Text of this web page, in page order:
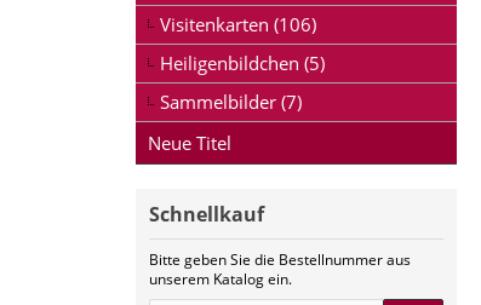
Visitenkarten (106)
Heiligenbildchen (5)
Sammelbilder (7)
Neue Titel
Schnellkauf
Bitte geben Sie die Bestellnummer aus
unserem Katalog ein.